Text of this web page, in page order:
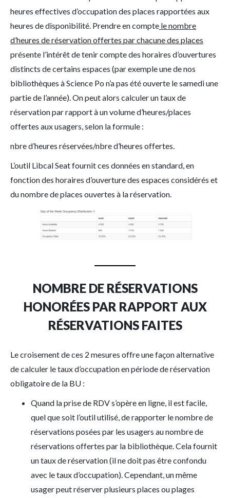
heures effectives d’occupation des places rapportées aux
heures de disponibilité. Prendre en compte le nombre
d’heures de réservation offertes par chacune des places
présente l’intérêt de tenir compte des horaires d’ouvertures
distincts de certains espaces (par exemple une de nos
bibliothèques à Science Po n’a pas été ouverte le samedi une
partie de l’année). On peut alors calculer un taux de
réservation par rapport à un volume d’heures/places
offertes aux usagers, selon la formule :
nbre d’heures réservées/nbre d’heures offertes.
L’outil Libcal Seat fournit ces données en standard, en
fonction des horaires d’ouverture des espaces considérés et
du nombre de places ouvertes à la réservation.
NOMBRE DE RÉSERVATIONS
HONORÉES PAR RAPPORT AUX
RÉSERVATIONS FAITES
Le croisement de ces 2 mesures offre une façon alternative
de calculer le taux d’occupation en période de réservation
obligatoire de la BU :
Quand la prise de RDV s’opère en ligne, il est facile,
quel que soit l’outil utilisé, de rapporter le nombre de
réservations posées par les usagers au nombre de
réservations offertes par la bibliothèque. Cela fournit
un taux de réservation (il ne doit pas être confondu
avec le taux d’occupation). Cependant, un même
usager peut réserver plusieurs places ou plages